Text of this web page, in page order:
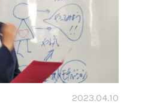
2023.04.10